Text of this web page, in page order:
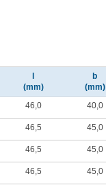
(mm)
b
(mm)
46,0 40,0
46,5 45,0
46,5 45,0
46,5 45,0